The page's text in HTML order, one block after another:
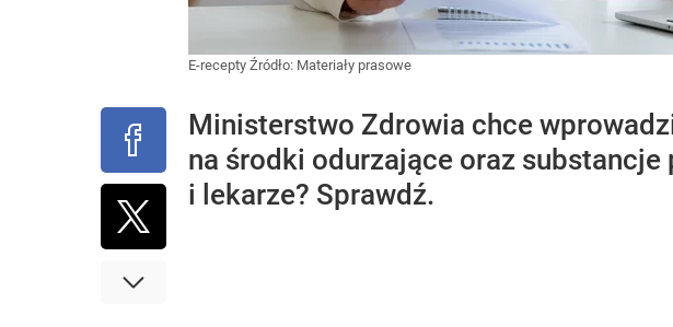
E-recepty Źródło: Materiały prasowe
Ministerstwo Zdrowia chce
na środki odurzające oraz
i lekarze? Sprawdź.